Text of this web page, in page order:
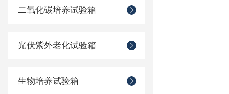
二氧化碳培养试验箱
光伏紫外老化试验箱
生物培养试验箱